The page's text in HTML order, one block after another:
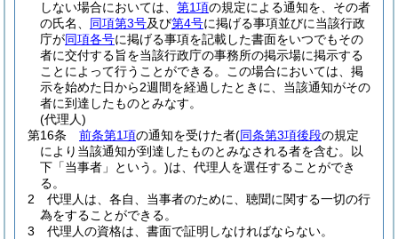
しない場合においては、 第1項の規定による通知を、その者
の氏名、 同項第3号及び第4号に掲げる事項並びに当該行政
庁が同項各号に掲げる事項を記載した書面をいつでもその
者に交付する旨を当該行政庁の事務所の掲示場に掲示する
ことによって行うことができる。
この場合においては、掲
示を始めた日から2週間を経過したときに、当該通知がその
者に到達したものとみなす。
(代理人)
第16条
前条第1項の通知を受けた者(同条第3項後段の規定
により当該通知が到達したものとみなされる者を含む。以
下「当事者」という。)は、代理人を選任することができ
る。
2
代理人は、各自、当事者のために、聴聞に関する一切の行
為をすることができる。
3
代理人の資格は、書面で証明しなければならない。